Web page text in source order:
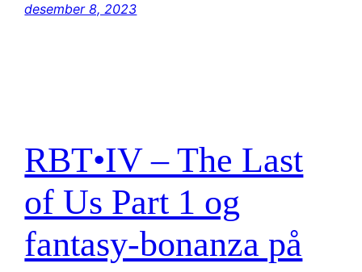
desember 8, 2023
RBT•IV – The Last
of Us Part 1 og
fantasy-bonanza på